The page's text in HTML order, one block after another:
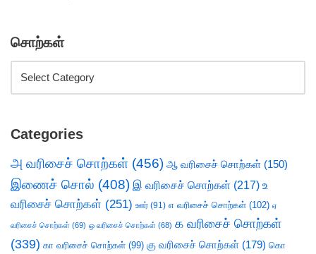
சொற்கள்
Categories
அ வரிசைச் சொற்கள் (456) ஆ வரிசைச் சொற்கள் (150)
இணைச் சொல் (408) இ வரிசைச் சொற்கள் (217) உ
வரிசைச் சொற்கள் (251) ஊர் (91) எ வரிசைச் சொற்கள் (102) ஏ
வரிசைச் சொற்கள் (69) ஒ வரிசைச் சொற்கள் (68) க வரிசைச் சொற்கள்
(339) கா வரிசைச் சொற்கள் (99) கு வரிசைச் சொற்கள் (179) கொ